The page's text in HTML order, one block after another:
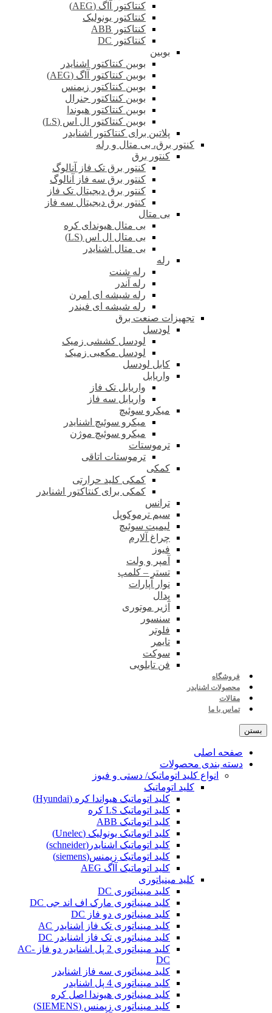
کنتاکتور آاگ (AEG)
کنتاکتور یونولیک
کنتاکتور ABB
کنتاکتور DC
بوبین
بوبین کنتاکتور اشنایدر
بوبین کنتاکتور آاگ (AEG)
بوبین کنتاکتور زیمنس
بوبین کنتاکتور جنرال
بوبین کنتاکتور هیوندا
بوبین کنتاکتور ال اس (LS)
پلاتین برای کنتاکتور اشنایدر
کنتور برق، بی متال و رله
کنتور برق
کنتور برق تک فاز آنالوگ
کنتور برق سه فاز آنالوگ
کنتور برق دیجیتال تک فاز
کنتور برق دیجیتال سه فاز
بی متال
بی متال هیوندای کره
بی متال ال اس (LS)
بی متال اشنایدر
رله
رله شنت
رله آندر
رله شیشه ای امرن
رله شیشه ای فیندر
تجهیزات صنعت برق
لودسل
لودسل کششی زمیک
لودسل مکعبی زمیک
کابل لودسل
واریابل
واریابل تک فاز
واریابل سه فاز
میکرو سوئیچ
میکرو سوئیچ اشنایدر
میکرو سوئیچ موژن
ترموستات
ترموستات اتاقی
کمکی
کمکی کلید حرارتی
کمکی برای کنتاکتور اشنایدر
ترانس
سیم ترموکوپل
لیمیت سوئیچ
چراغ آلارم
فیوز
آمپر و ولت
تستر – کلمپ
نوار آپارات
پدال
آژیر موتوری
سنسور
فلوتر
تایمر
سوکت
فن تابلویی
فروشگاه
محصولات اشنایدر
مقالات
تماس با ما
بستن
صفحه اصلی
دسته بندی محصولات
انواع کلید اتوماتیک/ دستی و فیوز
کلید اتوماتیک
کلید اتوماتیک هیواندا کره (Hyundai)
کلید اتوماتیک LS کره
کلید اتوماتیک ABB
کلید اتوماتیک یونولیک (Unelec)
کلید اتوماتیک اشنایدر(schneider)
کلید اتوماتیک زیمنس(siemens)
کلید اتوماتیک آاگ AEG
کلید مینیاتوری
کلید مینیاتوری DC
کلید مینیاتوری مارک اف اند جی DC
کلید مینیاتوری دو فاز DC
کلید مینیاتوری تک فاز اشنایدر AC
کلید مینیاتوری تک فاز اشنایدر DC
کلید مینیاتوری 2 پل اشنایدر دو فاز AC-
DC
کلید مینیاتوری سه فاز اشنایدر
کلید مینیاتوری 4 پل اشنایدر
کلید مینیاتوری هیوندا اصل کره
کلید مینیاتوری زیمنس (SIEMENS)